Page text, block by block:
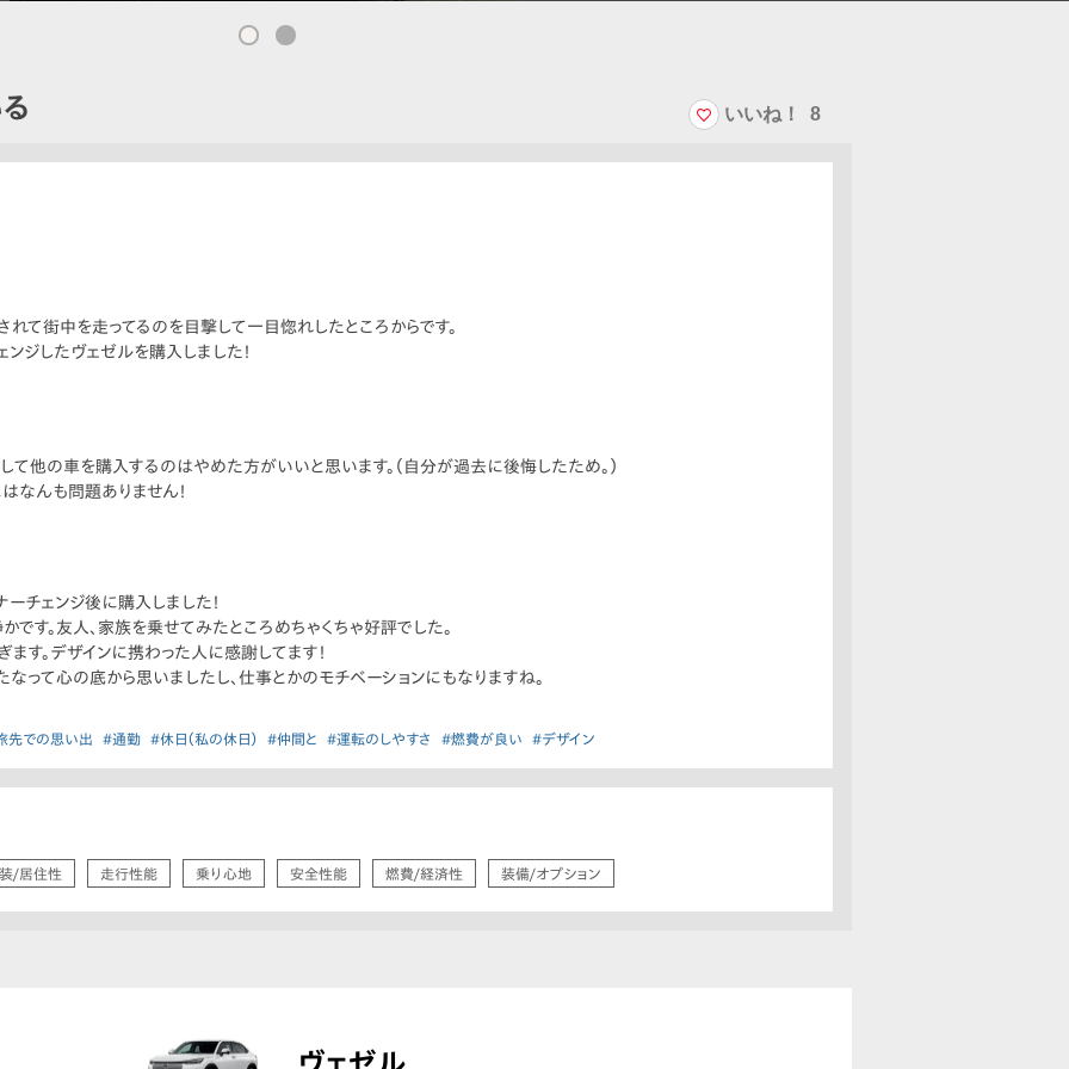
いいね！ 8
て街中を走ってるのを目撃して一目惚れしたところからです。
ジしたヴェゼルを購入しました！
て他の車を購入するのはやめた方がいいと思います。（自分が過去に後悔したため。）
なんも問題ありません！
チェンジ後に購入しました！
です。友人、家族を乗せてみたところめちゃくちゃ好評でした。
す。デザインに携わった人に感謝してます！
なって心の底から思いましたし、仕事とかのモチベーションにもなりますね。
先での思い出 #通勤 #休日（私の休日） #仲間と #運転のしやすさ #燃費が良い #デザイン
/居住性 走行性能 乗り心地 安全性能 燃費/経済性 装備/オプション
ヴェゼル